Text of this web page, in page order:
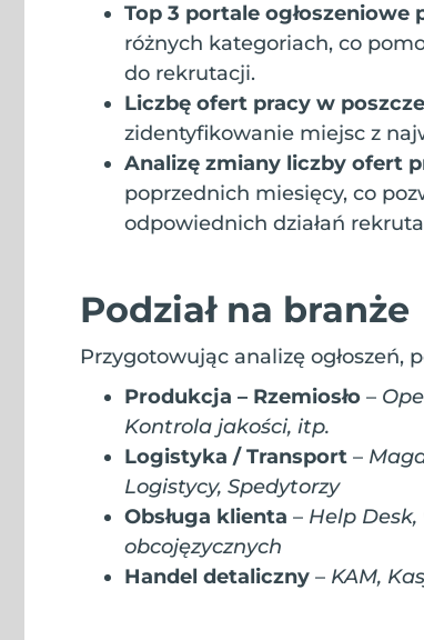
Top 3 portale
różnych kategoriach, co
do rekrutacji.
Liczbę ofert pracy w
zidentyfikowanie miejsc z
Analizę zmiany liczby ofert
poprzednich miesięcy, co
odpowiednich działań
Podział na branże
Przygotowując analizę ogłoszeń,
Produkcja – Rzemiosło –
Kontrola jakości, itp.
Logistyka / Transport –
Logistycy, Spedytorzy
Obsługa klienta – Help
obcojęzycznych
Handel detaliczny – KAM,